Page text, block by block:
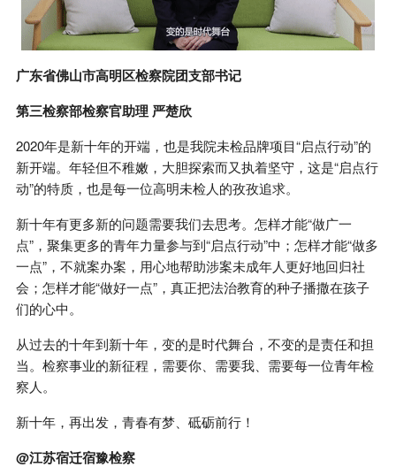
广东省佛山市高明区检察院团支部书记
第三检察部检察官助理 严楚欣
2020年是新十年的开端，也是我院未检品牌项目“启点行动”的
新开端。年轻但不稚嫩，大胆探索而又执着坚守，这是“启点行
动”的特质，也是每一位高明未检人的孜孜追求。
新十年有更多新的问题需要我们去思考。怎样才能“做广一
点”，聚集更多的青年力量参与到“启点行动”中；怎样才能“做多
一点”，不就案办案，用心地帮助涉案未成年人更好地回归社
会；怎样才能“做好一点”，真正把法治教育的种子播撒在孩子
们的心中。
从过去的十年到新十年，变的是时代舞台，不变的是责任和担
当。检察事业的新征程，需要你、需要我、需要每一位青年检
察人。
新十年，再出发，青春有梦、砥砺前行！
@江苏宿迁宿豫检察